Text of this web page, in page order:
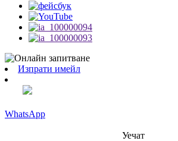
Изпрати имейл
WhatsApp
Уечат